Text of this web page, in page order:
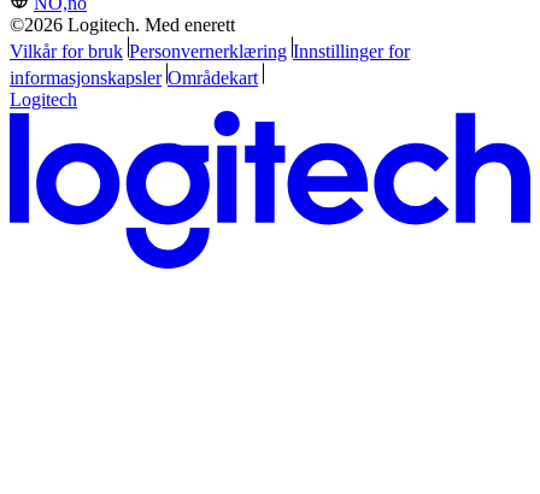
©2026 Logitech. Med enerett
Vilkår for bruk Personvernerklæring Innstillinger for
informasjonskapsler Områdekart
Logitech